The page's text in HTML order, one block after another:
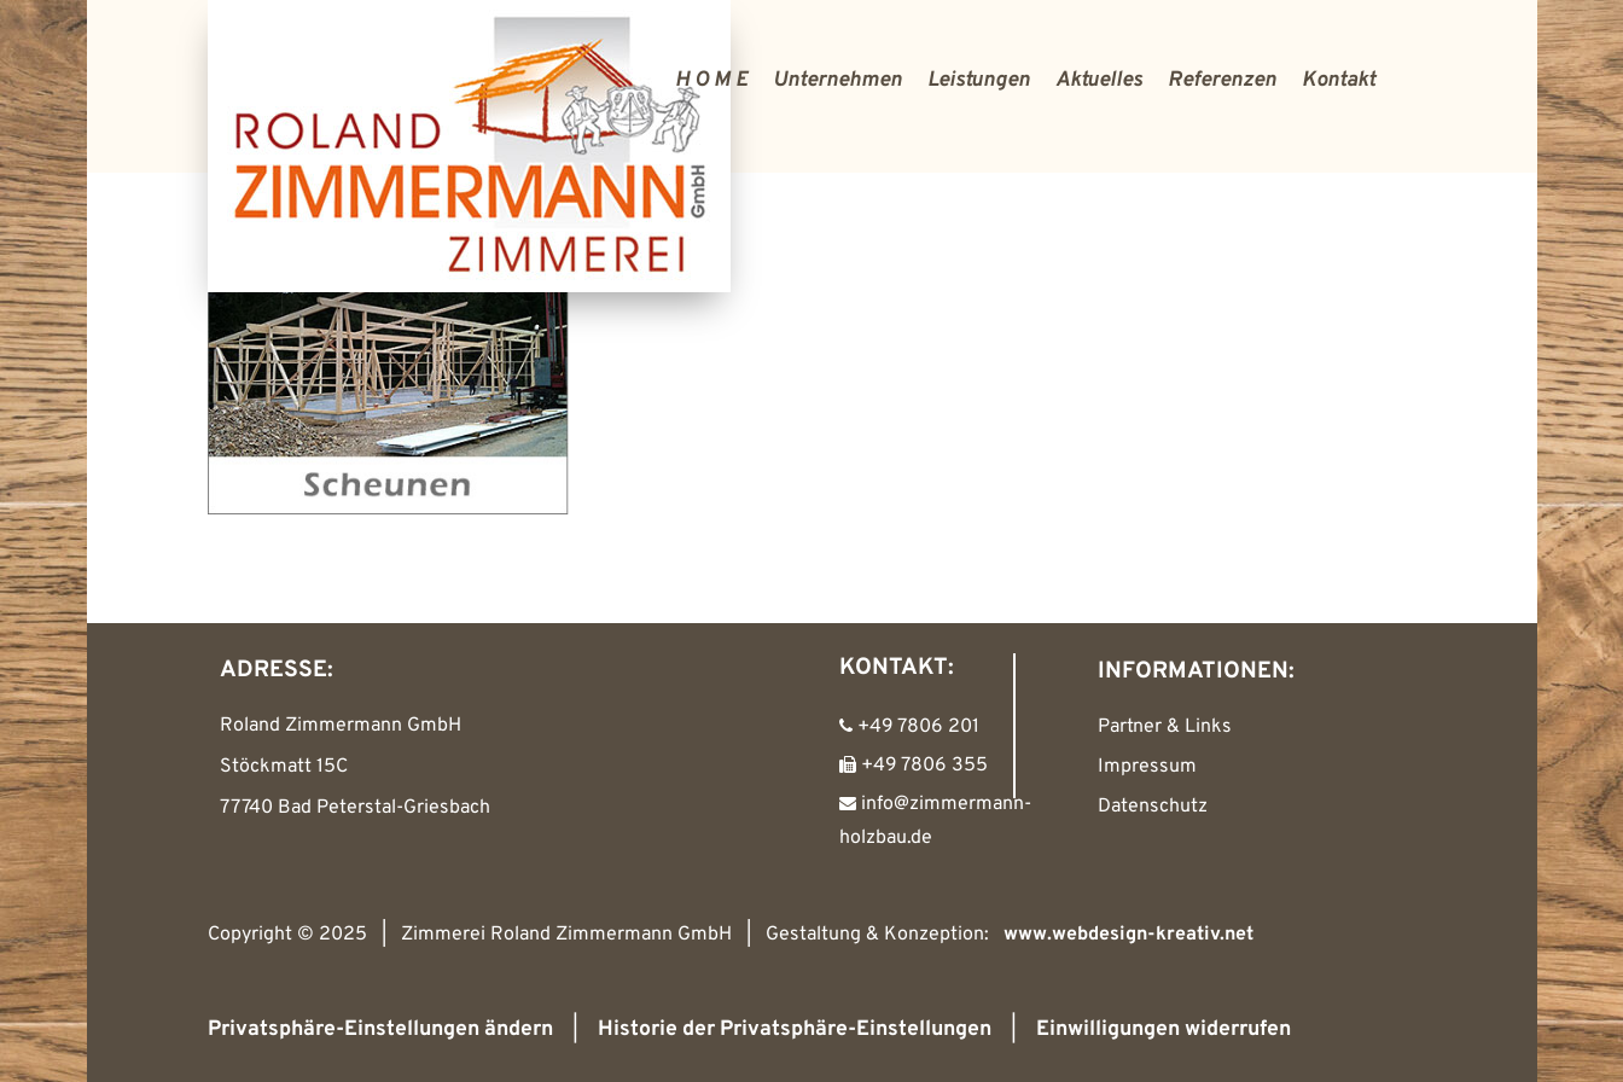
H O M E Unternehmen Leistungen Aktuelles Referenzen Kontakt
ADRESSE:
Roland Zimmermann GmbH
Stöckmatt 15C
77740 Bad Peterstal-Griesbach
KONTAKT:
+49 7806 201
+49 7806 355
info@zimmermann-
holzbau.de
INFORMATIONEN:
Partner & Links
Impressum
Datenschutz
Copyright © 2025 | Zimmerei Roland Zimmermann GmbH | Gestaltung & Konzeption: www.webdesign-kreativ.net
Privatsphäre-Einstellungen ändern Historie der Privatsphäre-Einstellungen Einwilligungen widerrufen